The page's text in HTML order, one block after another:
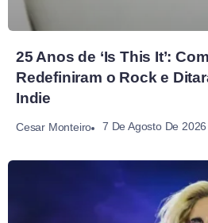
25 Anos de ‘Is This It’:
Redefiniram o Rock e
Indie
Cesar Monteiro 7 De Agosto De 2026